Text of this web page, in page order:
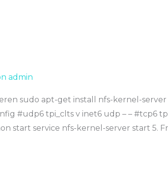
admin
sudo apt-get install nfs-kernel-
#udp6 tpi_clts v inet6 udp – – #tcp6
start service nfs-kernel-server start 5.